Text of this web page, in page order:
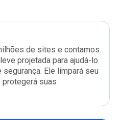
de sites e contamos.
projetada para ajudá-lo
Ele limpará seu
protegerá suas